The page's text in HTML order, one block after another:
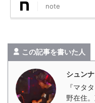
note
この記事を書いた人
シュン
『マタ
野在住